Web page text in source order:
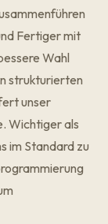
Fertiger mit
Wahl
strukturierten
unser
. Wichtiger als
im Standard zu